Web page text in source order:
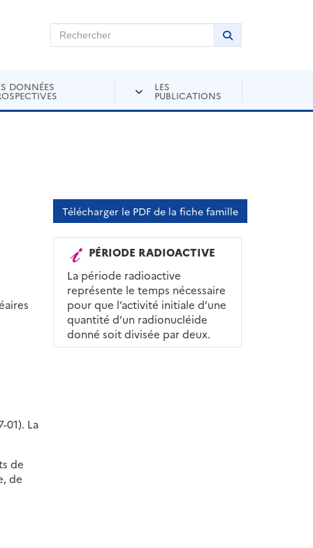
sur Andra Inventaire Rechercher
Lancer la
DONNÉES LES
PUBLICATIONS
01). La
de
de
Télécharger le PDF de la fiche famille
PÉRIODE RADIOACTIVE
La période radioactive
représente le temps nécessaire
pour que l’activité initiale d’une
quantité d’un radionucléide
donné soit divisée par deux.